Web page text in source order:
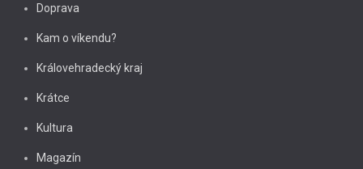
Doprava
Kam o víkendu?
Královehradecký kraj
Krátce
Kultura
Magazín